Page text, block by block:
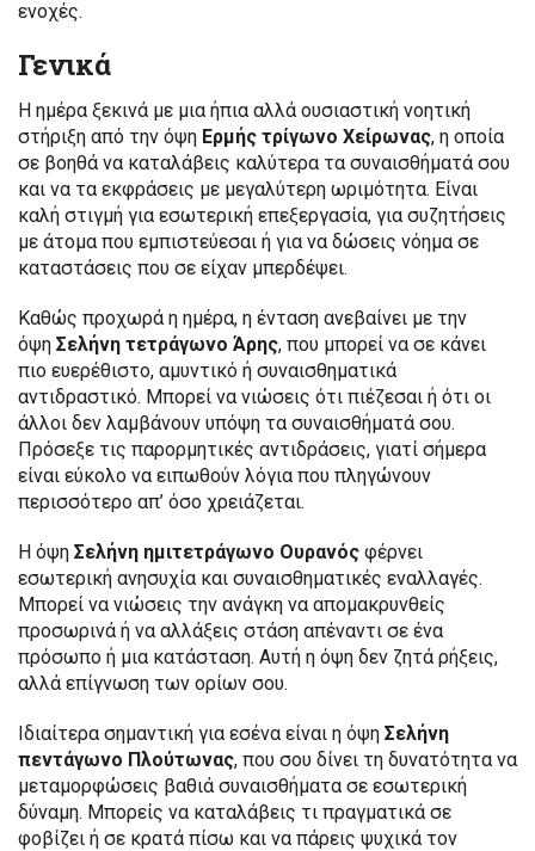
ενοχές.
Γενικά
Η ημέρα ξεκινά με μια ήπια αλλά ουσιαστική νοητική
στήριξη από την όψη Ερμής τρίγωνο Χείρωνας, η οποία
σε βοηθά να καταλάβεις καλύτερα τα συναισθήματά σου
και να τα εκφράσεις με μεγαλύτερη ωριμότητα. Είναι
καλή στιγμή για εσωτερική επεξεργασία, για συζητήσεις
με άτομα που εμπιστεύεσαι ή για να δώσεις νόημα σε
καταστάσεις που σε είχαν μπερδέψει.
Καθώς προχωρά η ημέρα, η ένταση ανεβαίνει με την
όψη Σελήνη τετράγωνο Άρης, που μπορεί να σε κάνει
πιο ευερέθιστο, αμυντικό ή συναισθηματικά
αντιδραστικό. Μπορεί να νιώσεις ότι πιέζεσαι ή ότι οι
άλλοι δεν λαμβάνουν υπόψη τα συναισθήματά σου.
Πρόσεξε τις παρορμητικές αντιδράσεις, γιατί σήμερα
είναι εύκολο να ειπωθούν λόγια που πληγώνουν
περισσότερο απ’ όσο χρειάζεται.
Η όψη Σελήνη ημιτετράγωνο Ουρανός φέρνει
εσωτερική ανησυχία και συναισθηματικές εναλλαγές.
Μπορεί να νιώσεις την ανάγκη να απομακρυνθείς
προσωρινά ή να αλλάξεις στάση απέναντι σε ένα
πρόσωπο ή μια κατάσταση. Αυτή η όψη δεν ζητά ρήξεις,
αλλά επίγνωση των ορίων σου.
Ιδιαίτερα σημαντική για εσένα είναι η όψη Σελήνη
πεντάγωνο Πλούτωνας, που σου δίνει τη δυνατότητα να
μεταμορφώσεις βαθιά συναισθήματα σε εσωτερική
δύναμη. Μπορείς να καταλάβεις τι πραγματικά σε
φοβίζει ή σε κρατά πίσω και να πάρεις ψυχικά τον